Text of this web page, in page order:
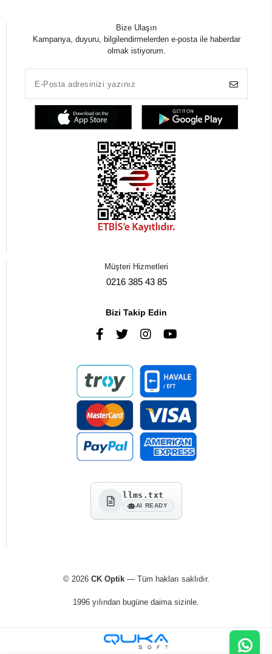
Bize Ulaşın
Kampanya, duyuru, bilgilendirmelerden e-posta ile haberdar
olmak istiyorum.
Müşteri Hizmetleri
0216 385 43 85
Bizi Takip Edin
llms.txt
AI READY
© 2026 CK Optik— Tüm hakları saklıdır.
1996 yılından bugüne daima sizinle.